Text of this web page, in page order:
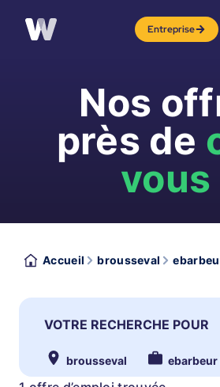
Entreprise
Nos
près de
vous
Accueil brousseval
VOTRE RECHERCHE POUR
brousseval ebarbeur